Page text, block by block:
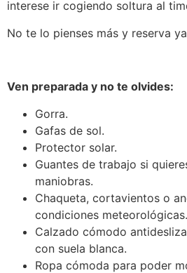
interese ir cogiendo soltura al
No te lo pienses más y reserva
Ven preparada y no te olvides:
Gorra.
Gafas de sol.
Protector solar.
Guantes de trabajo si
maniobras.
Chaqueta, cortavientos o
condiciones meteorológicas.
Calzado cómodo
con suela blanca.
Ropa cómoda para poder